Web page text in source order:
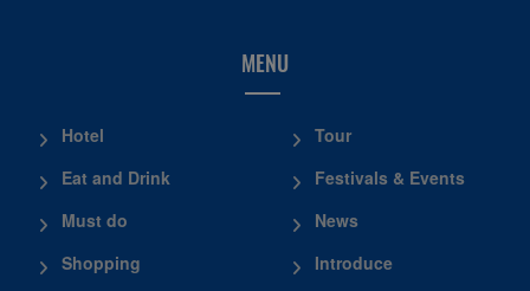
MENU
Hotel
Eat and Drink
Must do
Shopping
Tour
Festivals & Events
News
Introduce